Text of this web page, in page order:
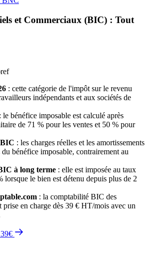
et Commerciaux (BIC) : Tout
: cette catégorie de l'impôt sur le revenu
indépendants et aux sociétés de
: le bénéfice imposable est calculé après
de 71 % pour les ventes et 50 % pour
: les charges réelles et les amortissements
bénéfice imposable, contrairement au
à long terme : elle est imposée au taux
lorsque le bien est détenu depuis plus de 2
: la comptabilité BIC des
prise en charge dès 39 € HT/mois avec un